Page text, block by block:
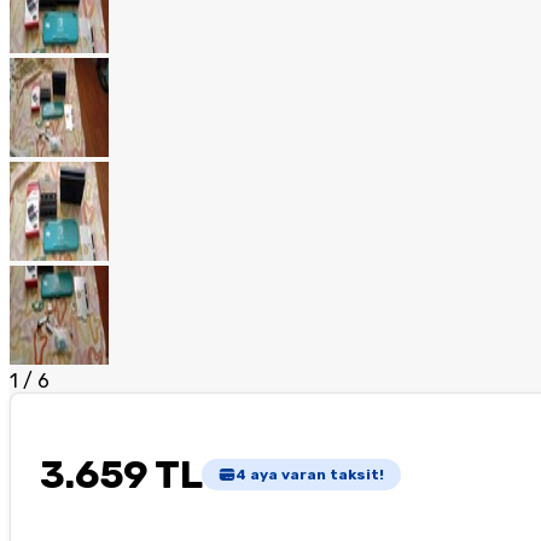
1 / 6
3.659 TL 4 aya varan taksit!